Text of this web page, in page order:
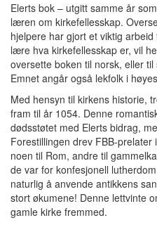
Elerts bok – utgitt samme år
læren om kirkefellesskap.
hjelpere har gjort et viktig
lære hva kirkefellesskap er, vil
oversette boken til norsk, eller
Emnet angår også lekfolk i
Med hensyn til kirkens historie,
fram til år 1054. Denne
dødsstøtet med Elerts bidrag,
Forestillingen drev FBB-
noen til Rom, andre til
de var for konfesjonell
naturlig å anvende antikkens
stort økumene! Denne lettvinte
gamle kirke fremmed.